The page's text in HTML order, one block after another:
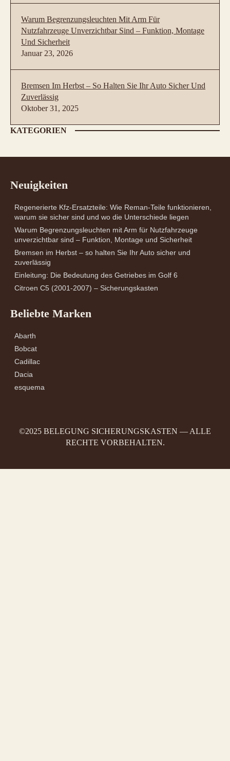
Warum Begrenzungsleuchten Mit Arm Für
Nutzfahrzeuge Unverzichtbar Sind – Funktion, Montage
Und Sicherheit
Januar 23, 2026
Bremsen Im Herbst – So Halten Sie Ihr Auto Sicher Und
Zuverlässig
Oktober 31, 2025
KATEGORIEN
Neuigkeiten
Regenerierte Kfz-Ersatzteile: Wie Reman-Teile funktionieren,
warum sie sicher sind und wo die Unterschiede liegen
Warum Begrenzungsleuchten mit Arm für Nutzfahrzeuge
unverzichtbar sind – Funktion, Montage und Sicherheit
Bremsen im Herbst – so halten Sie Ihr Auto sicher und
zuverlässig
Einleitung: Die Bedeutung des Getriebes im Golf 6
Citroen C5 (2001-2007) – Sicherungskasten
Beliebte Marken
Abarth
Bobcat
Cadillac
Dacia
esquema
©2025 BELEGUNG SICHERUNGSKASTEN — ALLE
RECHTE VORBEHALTEN.